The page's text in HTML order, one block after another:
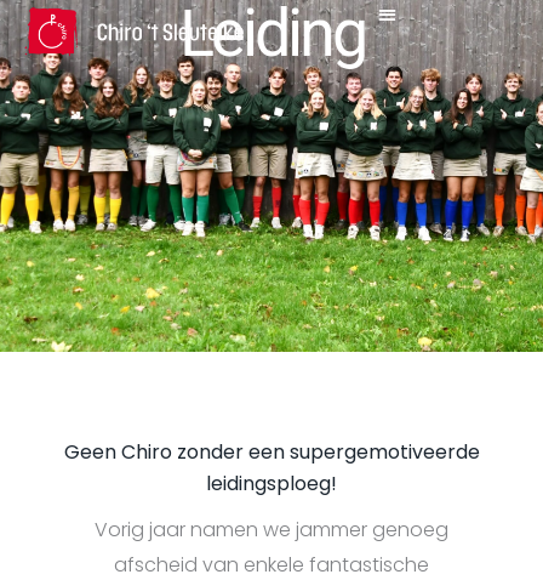
Spring
naar
de
inhoud
Leiding
Geen Chiro zonder een supergemotiveerde
leidingsploeg!
Vorig jaar namen we jammer genoeg
afscheid van enkele fantastische